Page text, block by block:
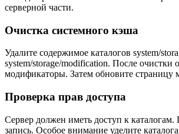
серверной части.
Очистка системного кэша
Удалите содержимое каталогов system/
system/storage/modification. После очистки
модификаторы. Затем обновите страницу
Проверка прав доступа
Сервер должен иметь доступ к каталогам.
запись. Особое внимание уделите